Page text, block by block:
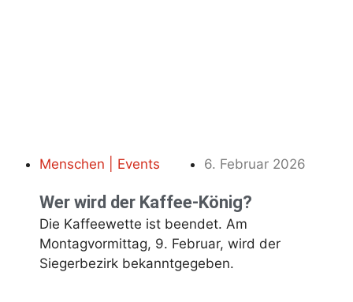
6. Februar 2026
Menschen | Events
Wer wird der Kaffee-König?
Die Kaffeewette ist beendet. Am
Montagvormittag, 9. Februar, wird der
Siegerbezirk bekanntgegeben.